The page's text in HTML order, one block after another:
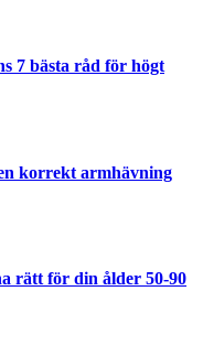
7 bästa råd för högt
korrekt armhävning
rätt för din ålder 50-90